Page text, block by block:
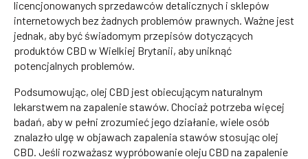
licencjonowanych sprzedawców detalicznych i sklepów
internetowych bez żadnych problemów prawnych. Ważne jest
jednak, aby być świadomym przepisów dotyczących
produktów CBD w Wielkiej Brytanii, aby uniknąć
potencjalnych problemów.
Podsumowując, olej CBD jest obiecującym naturalnym
lekarstwem na zapalenie stawów. Chociaż potrzeba więcej
badań, aby w pełni zrozumieć jego działanie, wiele osób
znalazło ulgę w objawach zapalenia stawów stosując olej
CBD. Jeśli rozważasz wypróbowanie oleju CBD na zapalenie